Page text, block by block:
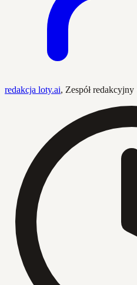
redakcja loty.ai, Zespół redakcyjny